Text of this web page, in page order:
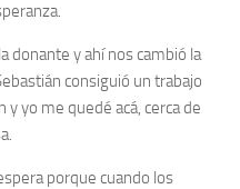
donante y ahí nos cambió la
consiguió un trabajo
yo me quedé acá, cerca de
porque cuando los